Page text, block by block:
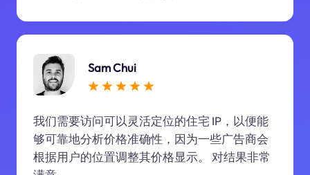
Sam Chui
我们需要访问可以灵活定位的住宅 IP，以便能
够可靠地分析价格准确性，因为一些广告商会
根据用户的位置调整其价格显示。 对结果非常